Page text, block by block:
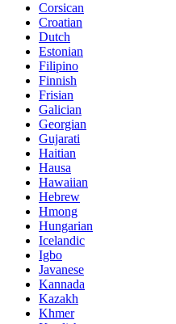
Corsican
Croatian
Dutch
Estonian
Filipino
Finnish
Frisian
Galician
Georgian
Gujarati
Haitian
Hausa
Hawaiian
Hebrew
Hmong
Hungarian
Icelandic
Igbo
Javanese
Kannada
Kazakh
Khmer